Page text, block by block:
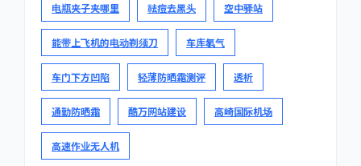
电瓶夹子夹哪里 祛痘去黑头 空中驿站
能带上飞机的电动剃须刀 车库氡气
车门下方凹陷 轻薄防晒霜测评 透析
通勤防晒霜 酷万网站建设 高崎国际机场
高速作业无人机